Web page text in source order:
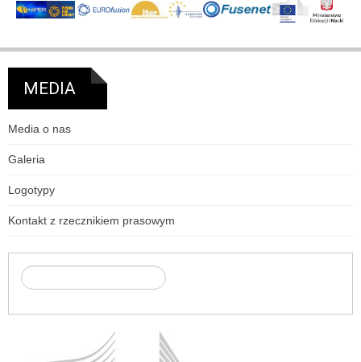
MEDIA
Media o nas
Galeria
Logotypy
Kontakt z rzecznikiem prasowym